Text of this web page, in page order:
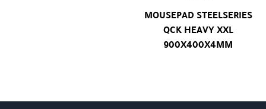
MOUSEPAD STEELSERIES
QCK HEAVY XXL
900X400X4MM